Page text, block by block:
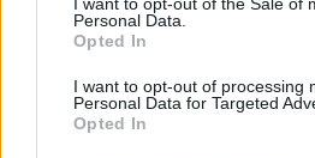
Personal Data.
Opted In
I want to opt-out of processing
Personal Data for Targeted
Opted In